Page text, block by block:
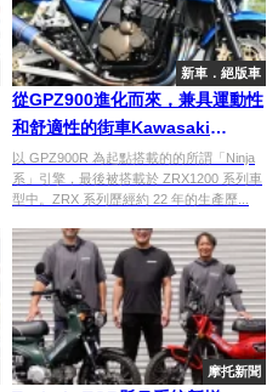
新車．絕版車
從GPZ900進化而來，兼具運動性
和舒適性的街車Kawasaki
ZRX1200S
以 GPZ900R 為起點搭載的的所謂「Ninja
系」引擎，最後被搭載於 ZRX1200 系列車
型中。ZRX 系列歷經約 22 年的生產歷...
摩托新聞